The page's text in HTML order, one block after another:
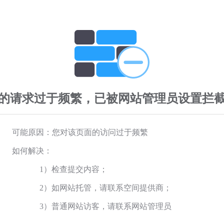
请求过于频繁，已被网站管理员设置拦
可能原因：您对该页面的访问过于频繁
如何解决：
1）检查提交内容；
2）如网站托管，请联系空间提供商；
3）普通网站访客，请联系网站管理员